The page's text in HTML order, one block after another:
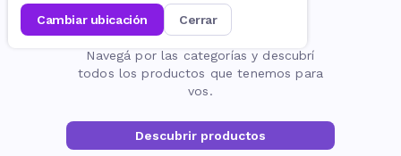
cambiar ubicación cerrar
La página no existe
Navegá por las categorías y descubrí
todos los productos que tenemos para
vos.
Descubrir productos